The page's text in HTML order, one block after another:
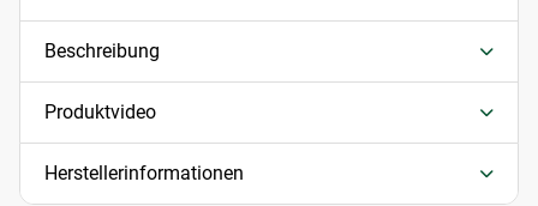
Beschreibung
Produktvideo
Herstellerinformationen